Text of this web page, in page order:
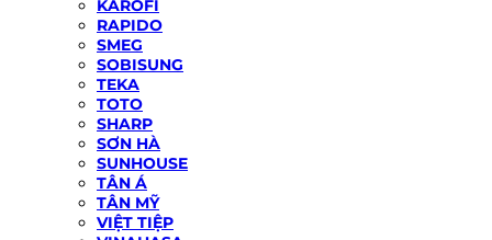
KAROFI
RAPIDO
SMEG
SOBISUNG
TEKA
TOTO
SHARP
SƠN HÀ
SUNHOUSE
TÂN Á
TÂN MỸ
VIỆT TIỆP